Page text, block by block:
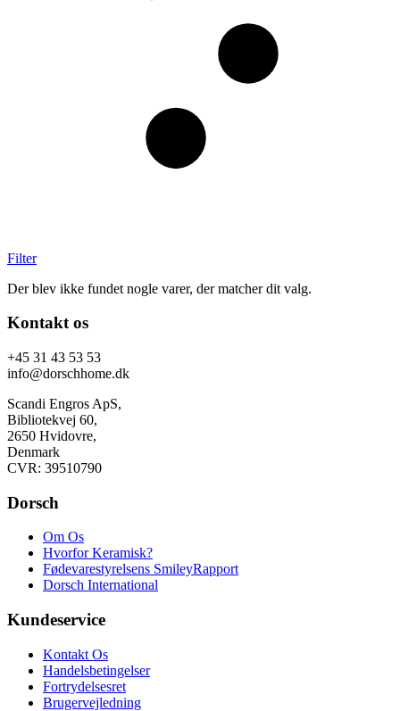
Filter
Der blev ikke fundet nogle varer, der matcher dit valg.
Kontakt os
+45 31 43 53 53
info@dorschhome.dk
Scandi Engros ApS,
Bibliotekvej 60,
2650 Hvidovre,
Denmark
CVR: 39510790
Dorsch
Om Os
Hvorfor Keramisk?
Fødevarestyrelsens SmileyRapport
Dorsch International
Kundeservice
Kontakt Os
Handelsbetingelser
Fortrydelsesret
Brugervejledning